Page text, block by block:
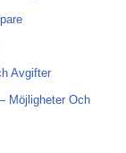
Avgifter
Möjligheter Och